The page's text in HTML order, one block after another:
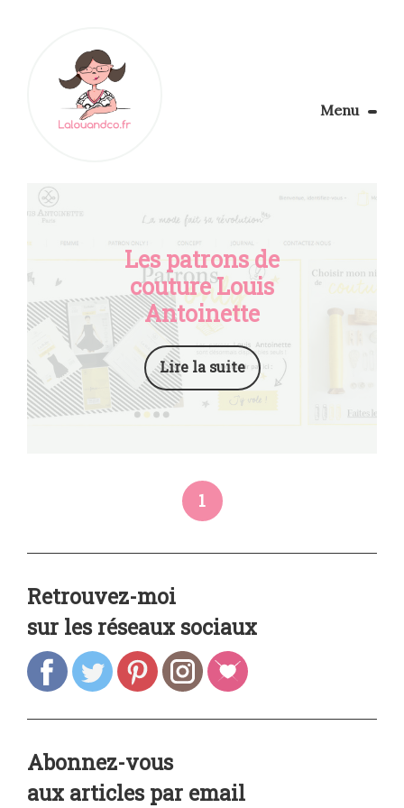
Menu
Apprendre la couture
Aménager son coin couture
Rechercher
Les patrons de
couture Louis
Antoinette
Lire la suite
1
Retrouvez-moi
sur les réseaux sociaux
Abonnez-vous
aux articles par email